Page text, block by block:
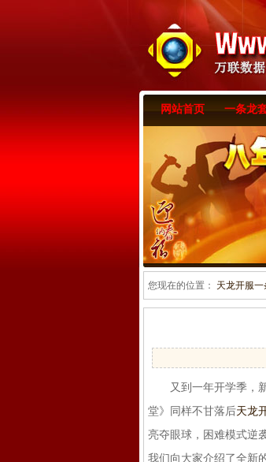
网站首页 一条龙
您现在的位置： 天龙开服
又到一年开学季，新
堂》同样不甘落后天龙
亮夺眼球，困难模式逆
我们向大家介绍了全新